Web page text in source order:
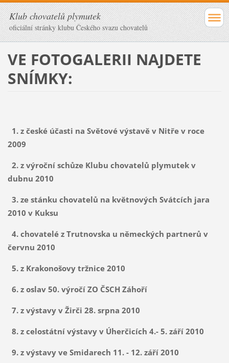
Klub chovatelů plymutek
oficiální stránky klubu Českého svazu chovatelů
VE FOTOGALERII NAJDETE
SNÍMKY:
1. z české účasti na Světové výstavě v Nitře v roce
2009
2. z výroční schůze Klubu chovatelů plymutek v
dubnu 2010
3. ze stánku chovatelů na květnových Svátcích jara
2010 v Kuksu
4. chovatelé z Trutnovska u německých partnerů v
červnu 2010
5. z Krakonošovy tržnice 2010
6. z oslav 50. výročí ZO ČSCH Záhoří
7. z výstavy v Žirči 28. srpna 2010
8. z celostátní výstavy v Úherčicích 4.- 5. září 2010
9. z výstavy ve Smidarech 11. - 12. září 2010